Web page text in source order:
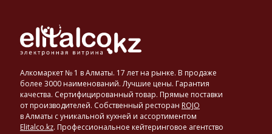
Коньяк
производят
юго-
западе
Франции,
департаменте
Шаранта,
Алкомаркет № 1 в Алматы. 17 лет на рынке. В продаже
более 3000 наименований. Лучшие цены. Гарантия
качества. Сертифицированный товар. Прямые поставки
от производителей. Собственный ресторан ROJO
в Алматы с уникальной кухней и ассортиментом
Elitalco.kz. Профессиональное кейтеринговое агентство